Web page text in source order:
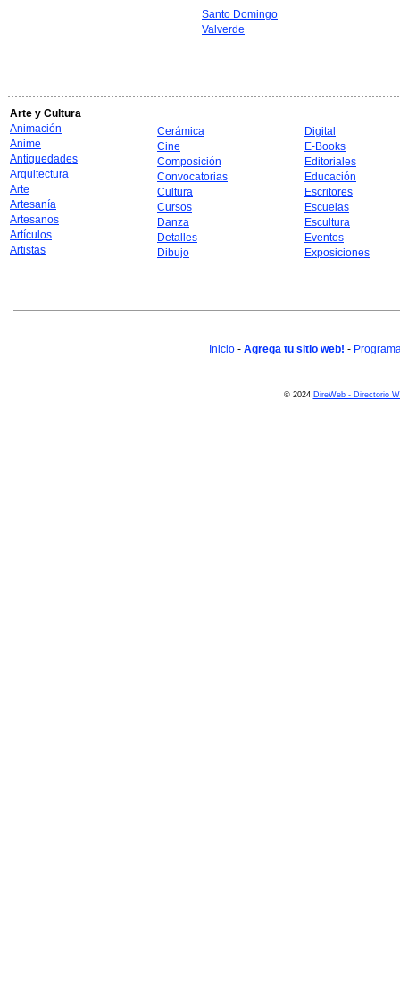
Santo Domingo
Valverde
Arte y Cultura
Animación
Anime
Antiguedades
Arquitectura
Arte
Artesanía
Artesanos
Artículos
Artistas
Cerámica
Cine
Composición
Convocatorias
Cultura
Cursos
Danza
Detalles
Dibujo
Digital
E-Books
Editoriales
Educación
Escritores
Escuelas
Escultura
Eventos
Exposiciones
Inicio - Agrega tu sitio web! -
© 2024 DireWeb - Directorio